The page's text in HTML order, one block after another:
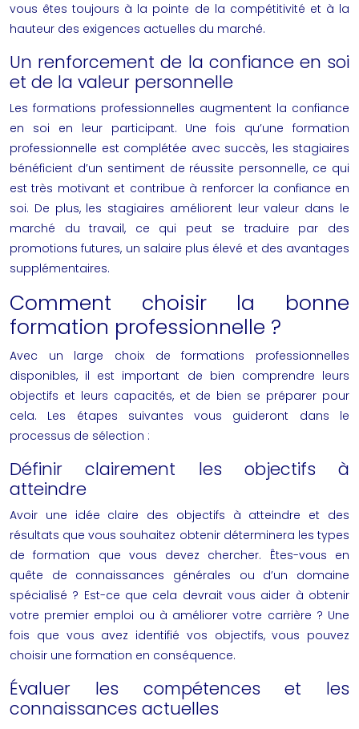
vous êtes toujours à la pointe de la compétitivité et à la
hauteur des exigences actuelles du marché.
Un renforcement de la confiance en soi
et de la valeur personnelle
Les formations professionnelles augmentent la confiance
en soi en leur participant. Une fois qu’une formation
professionnelle est complétée avec succès, les stagiaires
bénéficient d’un sentiment de réussite personnelle, ce qui
est très motivant et contribue à renforcer la confiance en
soi. De plus, les stagiaires améliorent leur valeur dans le
marché du travail, ce qui peut se traduire par des
promotions futures, un salaire plus élevé et des avantages
supplémentaires.
Comment choisir la bonne
formation professionnelle ?
Avec un large choix de formations professionnelles
disponibles, il est important de bien comprendre leurs
objectifs et leurs capacités, et de bien se préparer pour
cela. Les étapes suivantes vous guideront dans le
processus de sélection :
Définir clairement les objectifs à
atteindre
Avoir une idée claire des objectifs à atteindre et des
résultats que vous souhaitez obtenir déterminera les types
de formation que vous devez chercher. Êtes-vous en
quête de connaissances générales ou d’un domaine
spécialisé ? Est-ce que cela devrait vous aider à obtenir
votre premier emploi ou à améliorer votre carrière ? Une
fois que vous avez identifié vos objectifs, vous pouvez
choisir une formation en conséquence.
Évaluer les compétences et les
connaissances actuelles